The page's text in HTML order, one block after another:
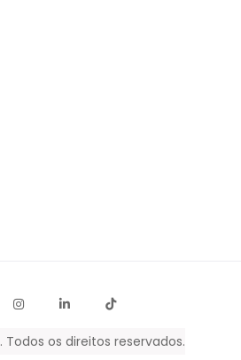
. Todos os direitos reservados.